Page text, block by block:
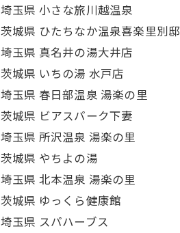
埼玉県 小さな旅川越温泉
茨城県 ひたちなか温泉喜楽里別邸
埼玉県 真名井の湯大井店
茨城県 いちの湯 水戸店
埼玉県 春日部温泉 湯楽の里
茨城県 ビアスパーク下妻
埼玉県 所沢温泉 湯楽の里
茨城県 やちよの湯
埼玉県 北本温泉 湯楽の里
茨城県 ゆっくら健康館
埼玉県 スパハーブス